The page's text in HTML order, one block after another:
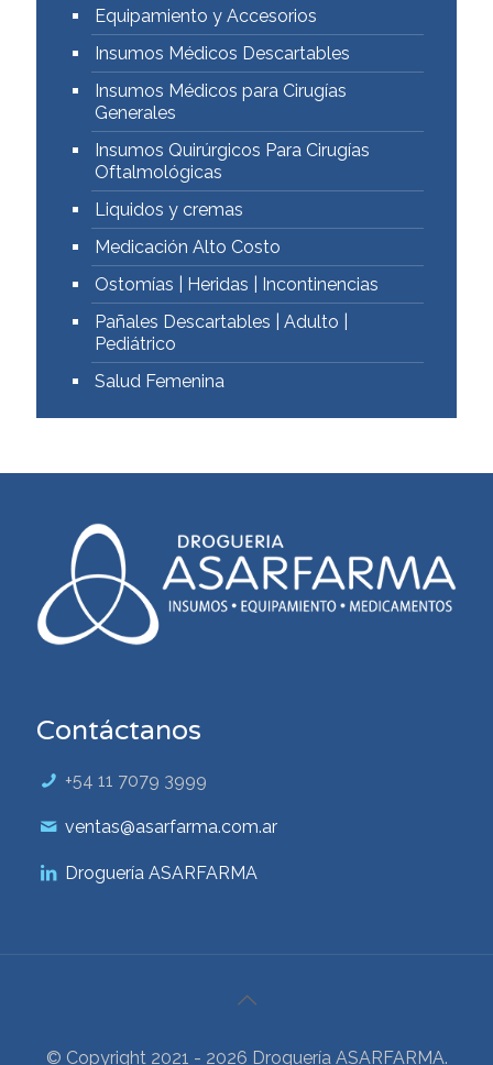
Equipamiento y Accesorios
Insumos Médicos Descartables
Insumos Médicos para Cirugías
Generales
Insumos Quirúrgicos Para Cirugías
Oftalmológicas
Liquidos y cremas
Medicación Alto Costo
Ostomías | Heridas | Incontinencias
Pañales Descartables | Adulto |
Pediátrico
Salud Femenina
Contáctanos
+54 11 7079 3999
ventas@asarfarma.com.ar
Droguería ASARFARMA
© Copyright 2021 - 2026 Droguería ASARFARMA.